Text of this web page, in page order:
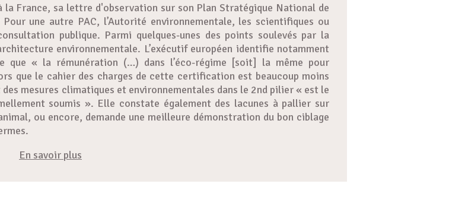
la France, sa lettre d'observation sur son Plan Stratégique National de
une autre PAC, l’Autorité environnementale, les scientifiques ou
publique. Parmi quelques-unes des points soulevés par la
environnementale. L’exécutif européen identifie notamment
que « la rémunération (…) dans l’éco-régime [soit] la même pour
que le cahier des charges de cette certification est beaucoup moins
mesures climatiques et environnementales dans le 2nd pilier « est le
soumis ». Elle constate également des lacunes à pallier sur
ou encore, demande une meilleure démonstration du bon ciblage
En savoir plus